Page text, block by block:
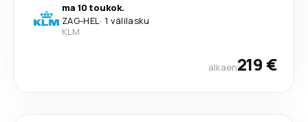
ma 10 toukok.
ZAG-HEL· 1 välilasku
KLM
alkaen219 €